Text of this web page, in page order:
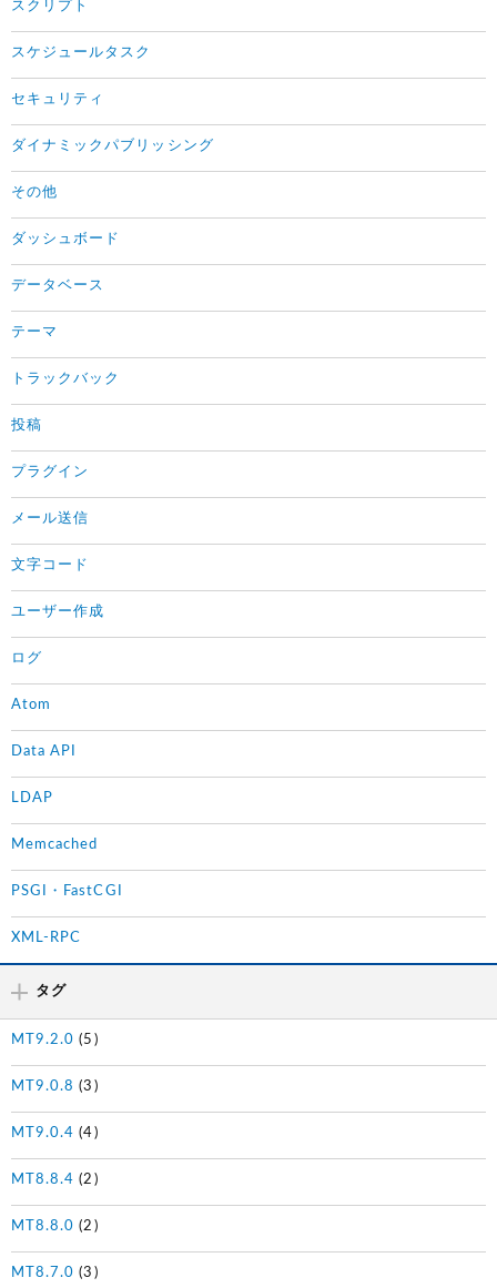
スクリプト
スケジュールタスク
セキュリティ
ダイナミックパブリッシング
その他
ダッシュボード
データベース
テーマ
トラックバック
投稿
プラグイン
メール送信
文字コード
ユーザー作成
ログ
Atom
Data API
LDAP
Memcached
PSGI・FastCGI
XML-RPC
タグ
MT9.2.0 (5)
MT9.0.8 (3)
MT9.0.4 (4)
MT8.8.4 (2)
MT8.8.0 (2)
MT8.7.0 (3)